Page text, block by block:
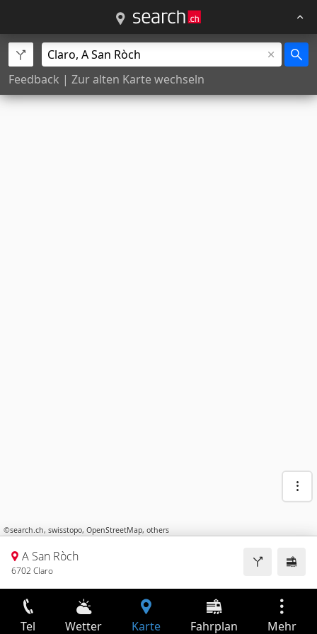
Feedback | Zur alten Karte wechseln
©search.ch, swisstopo, OpenStreetMap, others
A San Ròch
6702 Claro
Tel Wetter Karte Fahrplan Mehr